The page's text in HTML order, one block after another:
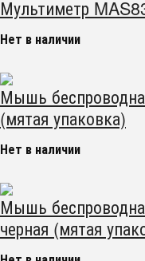
Мультиметр
Нет в наличии
Мышь
(мятая упаковка)
Нет в наличии
Мышь
черная (мятая